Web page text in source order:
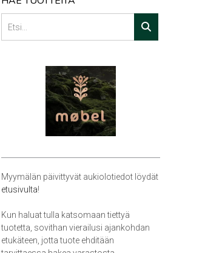
Myymälän päivittyvät aukiolotiedot löydät
etusivulta!
Kun haluat tulla katsomaan tiettyä
tuotetta, sovithan vierailusi ajankohdan
etukäteen, jotta tuote ehditään